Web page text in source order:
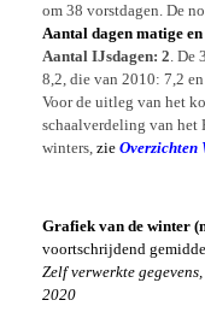
om 38 vorstdagen. De
Aantal dagen matige
Aantal IJsdagen: 2. De
8,2, die van 2010: 7,2
Voor de uitleg van het
schaalverdeling van het
winters, zie Overzichten
Grafiek van de winter
voortschrijdend
Zelf verwerkte
2020